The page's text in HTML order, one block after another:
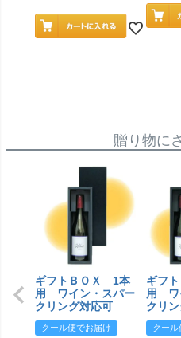
贈り物に
ギフトＢＯＸ 1本
用 ワイン・スパー
クリング対応可
クール便でお届け
ギフ
用 ワ
クリ
クール